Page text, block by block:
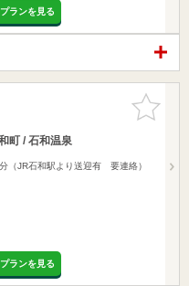
ランを見る
お気に入
りに追加
町 / 石和温泉
（JR石和駅より送迎有 要連絡）
ランを見る